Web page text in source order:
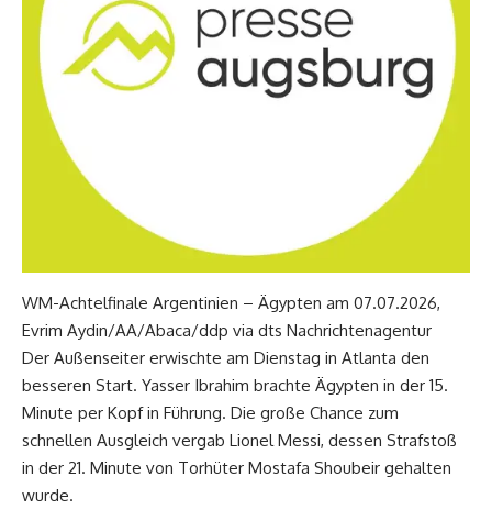
WM-Achtelfinale Argentinien – Ägypten am 07.07.2026,
Evrim Aydin/AA/Abaca/ddp via dts Nachrichtenagentur
Der Außenseiter erwischte am Dienstag in Atlanta den
besseren Start. Yasser Ibrahim brachte Ägypten in der 15.
Minute per Kopf in Führung. Die große Chance zum
schnellen Ausgleich vergab Lionel Messi, dessen Strafstoß
in der 21. Minute von Torhüter Mostafa Shoubeir gehalten
wurde.